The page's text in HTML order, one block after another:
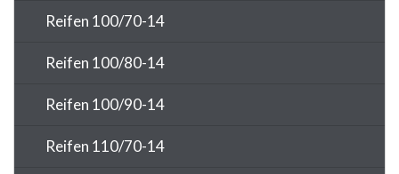
Reifen 100/70-14
Reifen 100/80-14
Reifen 100/90-14
Reifen 110/70-14